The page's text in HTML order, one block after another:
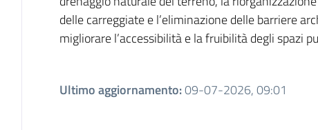
delle carreggiate e l’eliminazione delle barriere
migliorare l’accessibilità e la fruibilità degli spazi
Ultimo aggiornamento:09-07-2026, 09:01